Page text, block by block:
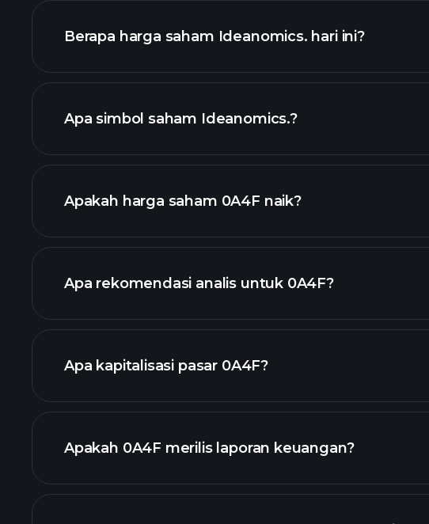
Berapa harga saham Ideanomics. hari ini?
grafik lanjutan
Apa simbol saham Ideanomics.?
Apakah harga saham 0A4F naik?
Apa rekomendasi analis untuk 0A4F?
Apa kapitalisasi pasar 0A4F?
daftar saham kami
Apakah 0A4F merilis laporan keuangan?
keuangan 0A4F